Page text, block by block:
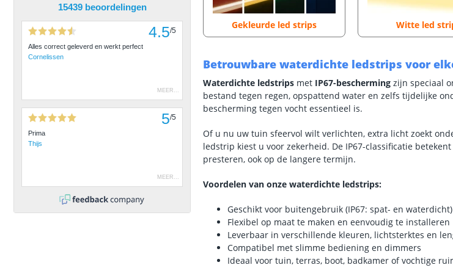
15439 beoordelingen
4.5/5
Alles correct geleverd en werkt perfect
Cornelissen
MEER ...
5/5
Prima
Thijs
MEER ...
Gekleurde led strips Witte led
Betrouwbare waterdichte ledstrips voor
Waterdichte ledstrips met IP67-bescherming zijn speciaal
bestand tegen regen, opspattend water en zelfs tijdelijke
bescherming tegen vocht essentieel is.
Of u nu uw tuin sfeervol wilt verlichten, extra licht zoekt
ledstrip kiest u voor zekerheid. De IP67-classificatie
presteren, ook op de langere termijn.
Voordelen van onze waterdichte ledstrips:
Geschikt voor buitengebruik (IP67: spat- en waterdicht)
Flexibel op maat te maken en eenvoudig te installeren
Leverbaar in verschillende kleuren, lichtsterktes en
Compatibel met slimme bediening en dimmers
Ideaal voor tuin, terras, boot, badkamer of vochtige